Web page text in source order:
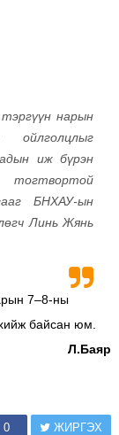
нарын
иж бүрэн
тогтвортой
БНХАУ-ын
Линь Жянь
7–8-ны
байсан юм.
Л.Баяр
0 ЖИРГЭХ